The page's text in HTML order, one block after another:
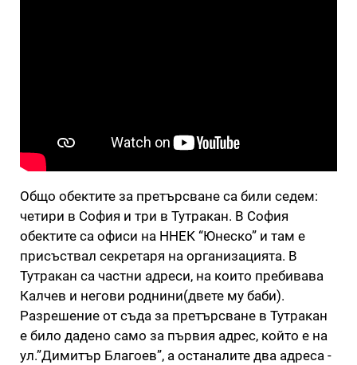
Общо обектите за претърсване са били седем:
четири в София и три в Тутракан. В София
обектите са офиси на ННЕК “Юнеско” и там е
присъствал секретаря на организацията. В
Тутракан са частни адреси, на които пребивава
Калчев и негови роднини(двете му баби).
Разрешение от съда за претърсване в Тутракан
е било дадено само за първия адрес, който е на
ул.”Димитър Благоев”, а останалите два адреса -